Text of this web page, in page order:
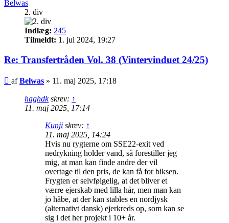
Belwas
2. div
Indlæg: 245
Tilmeldt: 1. jul 2024, 19:27
Re: Transfertråden Vol. 38 (Vintervinduet 24/25)
Indlæg
afBelwas » 11. maj 2025, 17:18
haghdkskrev: ↑
11. maj 2025, 17:14
Kunji skrev: ↑
11. maj 2025, 14:24
Hvis nu rygterne om SSE22-exit ved
nedrykning holder vand, så forestiller jeg
mig, at man kan finde andre der vil
overtage til den pris, de kan få for biksen.
Frygten er selvfølgelig, at det bliver et
værre ejerskab med lilla hår, men man kan
jo håbe, at der kan stables en nordjysk
(alternativt dansk) ejerkreds op, som kan se
sig i det her projekt i 10+ år.